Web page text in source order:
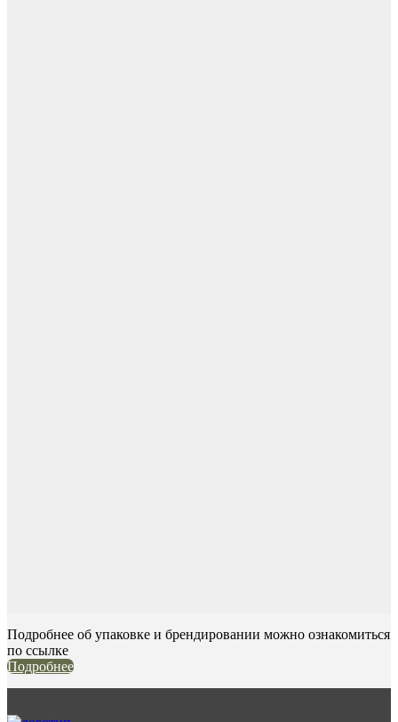
Подробнее об упаковке и брендировании можно ознакомиться
по ссылке
Подробнее